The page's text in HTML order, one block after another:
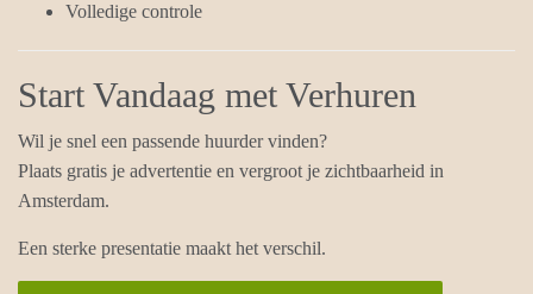
Volledige controle
Start Vandaag met Verhuren
Wil je snel een passende huurder vinden?
Plaats gratis je advertentie en vergroot je zichtbaarheid in
Amsterdam.
Een sterke presentatie maakt het verschil.